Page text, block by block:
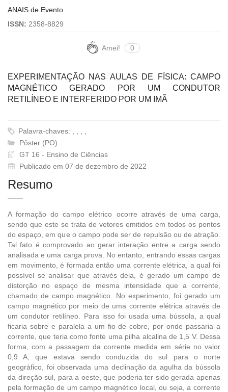
ANAIS de Evento
ISSN: 2358-8829
Amei! 0
EXPERIMENTAÇÃO NAS AULAS DE FÍSICA: CAMPO
MAGNÉTICO GERADO POR UM CONDUTOR
RETILÍNEO E INTERFERIDO POR UM IMÃ
Palavra-chaves: , , , ,
Pôster (PO)
GT 16 - Ensino de Ciências
Publicado em 07 de dezembro de 2022
Resumo
A formação do campo elétrico ocorre através de uma carga,
sendo que este se trata de vetores emitidos em todos os pontos
do espaço, em que o campo pode ser de repulsão ou de atração.
Tal fato é comprovado ao gerar interação entre a carga sendo
analisada e uma carga prova. No entanto, entrando essas cargas
em movimento, é formada então uma corrente elétrica, a qual foi
possível se analisar que através dela, é gerado um campo de
distorção no espaço de mesma intensidade que a corrente,
chamado de campo magnético. No experimento, foi gerado um
campo magnético por meio de uma corrente elétrica através de
um condutor retilíneo. Para isso foi usada uma bússola, a qual
ficaria sobre e paralela a um fio de cobre, por onde passaria a
corrente, que teria como fonte uma pilha alcalina de 1,5 V. Dessa
forma, com a passagem da corrente medida em série no valor
0,9 A, que estava sendo conduzida do sul para o norte
geográfico, foi observada uma declinação da agulha da bússola
da direção sul, para a oeste, que poderia ter sido gerada apenas
pela formação de um campo magnético local, ou seja, a corrente